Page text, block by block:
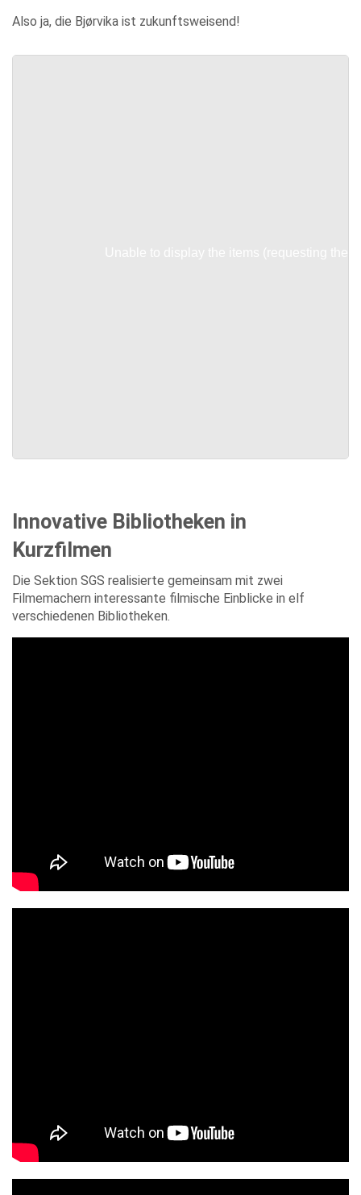
Also ja, die Bjørvika ist zukunftsweisend!
Innovative Bibliotheken in
Kurzfilmen
Die Sektion SGS realisierte gemeinsam mit zwei
Filmemachern interessante filmische Einblicke in elf
verschiedenen Bibliotheken.